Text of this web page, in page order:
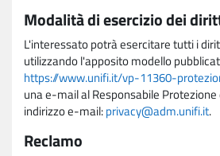
Modalità di esercizio dei
L'interessato potrà esercitare tutti i
utilizzando l'apposito modello
https://www.unifi.it/vp-11360-
una e-mail al Responsabile
indirizzo e-mail:privacy@adm.unifi.it.
Reclamo